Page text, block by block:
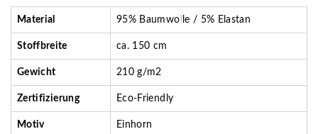
Material 95% Baumwolle / 5% Elastan
Stoffbreite ca. 150 cm
Gewicht 210 g/m2
Zertifizierung Eco-Friendly
Motiv Einhorn